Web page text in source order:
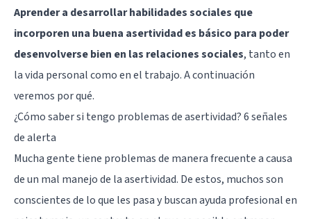
Aprender a desarrollar habilidades sociales que
incorporen una buena asertividad es básico para poder
desenvolverse bien en las relaciones sociales, tanto en
la vida personal como en el trabajo. A continuación
veremos por qué.
¿Cómo saber si tengo problemas de asertividad? 6 señales
de alerta
Mucha gente tiene problemas de manera frecuente a causa
de un mal manejo de la asertividad. De estos, muchos son
conscientes de lo que les pasa y buscan ayuda profesional en